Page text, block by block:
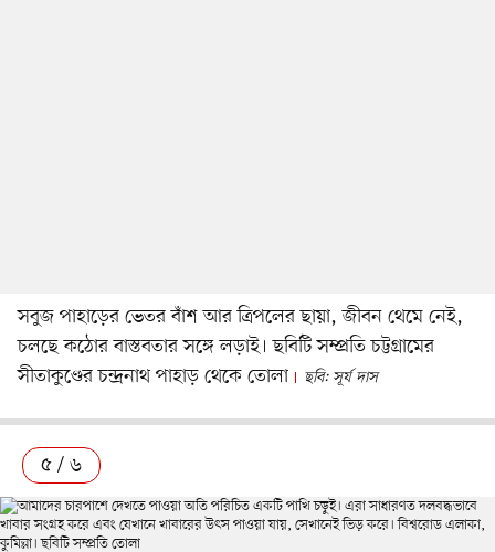
সবুজ পাহাড়ের ভেতর বাঁশ আর ত্রিপলের ছায়া, জীবন থেমে নেই,
চলছে কঠোর বাস্তবতার সঙ্গে লড়াই। ছবিটি সম্প্রতি চট্টগ্রামের
সীতাকুণ্ডের চন্দ্রনাথ পাহাড় থেকে তোলা
ছবি: সূর্য দাস
৫ / ৬